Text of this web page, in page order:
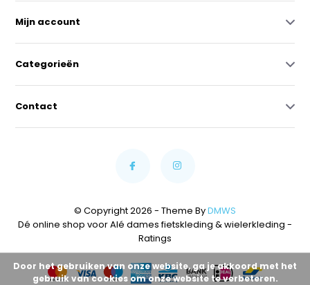
Mijn account
Categorieën
Contact
© Copyright 2026 - Theme ByDMWS
Dé online shop voor Alé dames fietskleding & wielerkleding -
Ratings
Door het gebruiken van onze website, ga je akkoord met het
gebruik van cookies om onze website te verbeteren.